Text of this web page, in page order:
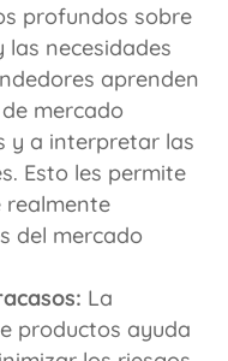
profundos sobre
necesidades
aprenden
mercado
y a interpretar las
Esto les permite
realmente
del mercado
La
productos ayuda